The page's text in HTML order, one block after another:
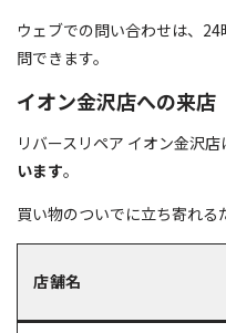
ウェブでの問い合わせは、
問できます。
イオン金沢店への来店
リバースリペア イオン金沢店
います。
買い物のついでに立ち寄れる
店舗名